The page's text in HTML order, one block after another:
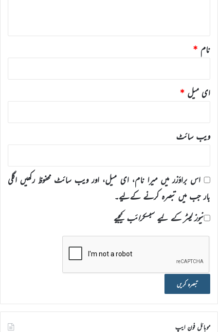
نام *
ای میل *
ویب‌ سائٹ
اس براؤزر میں میرا نام، ای میل، اور ویب سائٹ محفوظ رکھیں اگلی
بار جب میں تبصرہ کرنے کےلیے۔
نیوز لیٹر کے لیے سبسکرائب کیجیے
موبائل فون ایپ